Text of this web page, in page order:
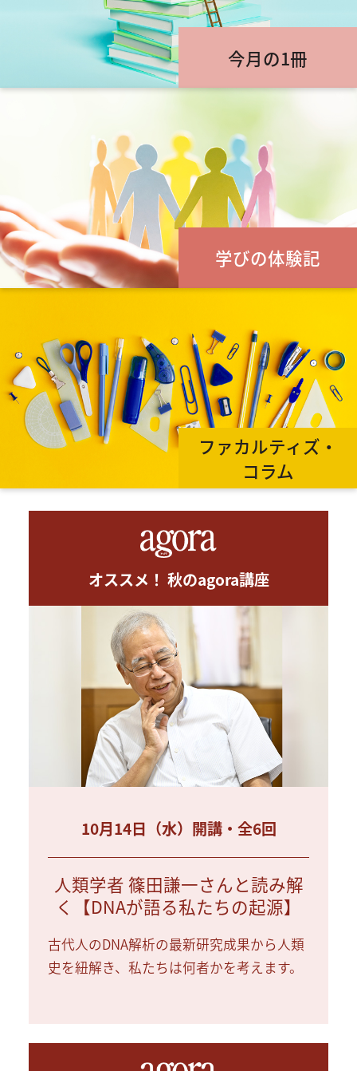
今月の1冊
学びの体験記
ファカルティズ・
コラム
オススメ！ 秋のagora講座
10月14日（水）開講・全6回
人類学者 篠田謙一さんと読み解
く【DNAが語る私たちの起源】
古代人のDNA解析の最新研究成果から人類
史を紐解き、私たちは何者かを考えます。